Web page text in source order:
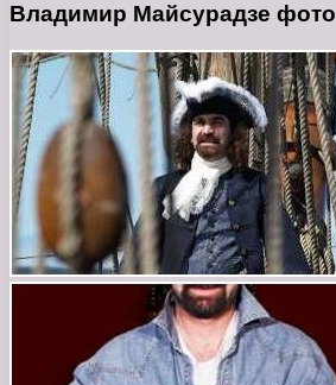
Владимир Майсурадзе фото